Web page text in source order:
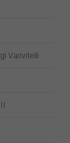
Vanvitelli